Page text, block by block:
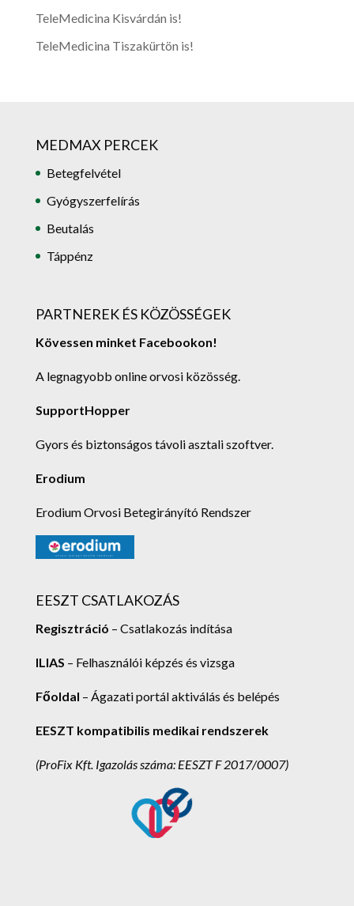
TeleMedicina Kisvárdán is!
TeleMedicina Tiszakürtön is!
MEDMAX PERCEK
Betegfelvétel
Gyógyszerfelírás
Beutalás
Táppénz
PARTNEREK ÉS KÖZÖSSÉGEK
Kövessen minket Facebookon!
A legnagyobb online orvosi közösség.
SupportHopper
Gyors és biztonságos távoli asztali szoftver.
Erodium
Erodium Orvosi Betegirányító Rendszer
EESZT CSATLAKOZÁS
Regisztráció – Csatlakozás indítása
ILIAS – Felhasználói képzés és vizsga
Főoldal – Ágazati portál aktiválás és belépés
EESZT kompatibilis medikai rendszerek
(ProFix Kft. Igazolás száma: EESZT F 2017/0007)